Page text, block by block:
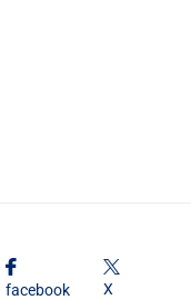
facebook X